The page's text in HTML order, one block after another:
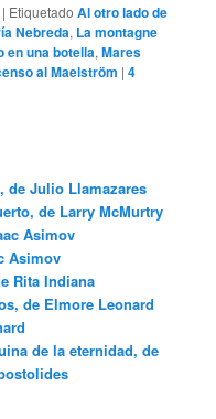
| Etiquetado Al otro lado de
Nebreda, La montagne
en una botella,Mares
al Maelström |4
de Julio Llamazares
de Larry McMurtry
Asimov
Asimov
Rita Indiana
de Elmore Leonard
de la eternidad, de